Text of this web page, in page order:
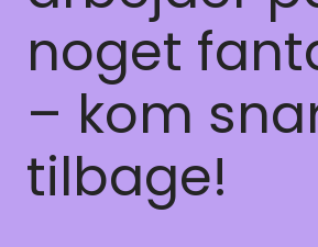
noget
– kom
tilbage!